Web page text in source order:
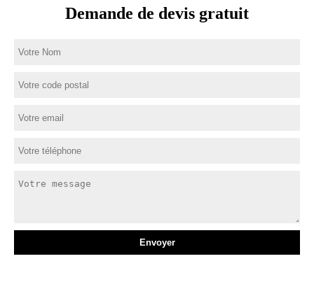
Demande de devis gratuit